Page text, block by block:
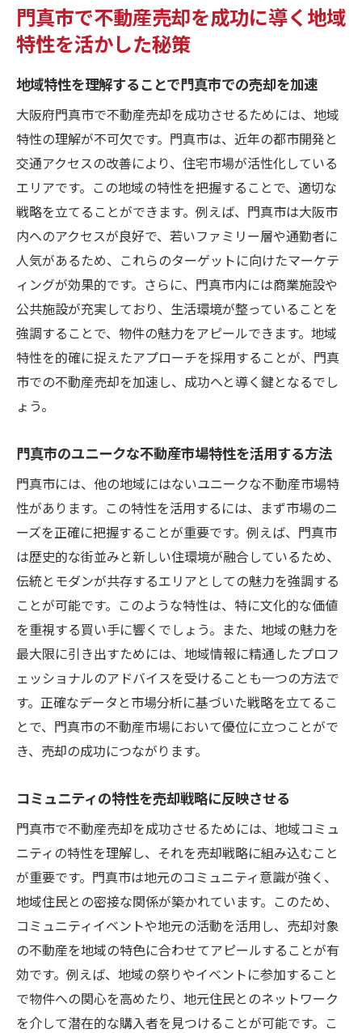
る
地元の関係性を活かした不動産売却の秘訣
定
地域独自の文化を不動産売却に取り入れる
不動産売却の鍵は地域密着プロが教える門真市
の市場動向
最新の門真市不動産市場動向を分析する
地域密着プロが語る門真市の市場トレンド
門真市の市場動向を反映した効果的な売却
戦略
市場動向分析で見える門真市の売却チャン
ス
地域密着プロが解説する門真市の市場変動
門真市市場動向に基づく賢い売却判断
ズに
門真市で信頼できるプロフェッショナルを
見つける方法
プロの視点で見る門真市の不動産売却の利
点
門真市でプロのアドバイスを最大限に活用
するには
成功する売却に向けたプロからの実践的ア
ドバイス
門真市の不動産売却をプロの知識で強化
地域の魅力を最大限に引き出す門真市の不動産
門真市の地域資源を活かした売却戦略
地域の魅力を売却活動に反映させるテクニ
ック
門真市の魅力を引き出すプレゼンテーショ
ンテクニック
地域の魅力を理解して不動産価値を向上
門真市の特性を活かした売却プロモーショ
ンアイデア
地域の魅力を強調するマーケティング戦略
門真市で不動産売却を成功に導く地域
特性を活かした秘策
地域特性を理解することで門真市での売却を加速
大阪府門真市で不動産売却を成功させるためには、地域
特性の理解が不可欠です。門真市は、近年の都市開発と
交通アクセスの改善により、住宅市場が活性化している
エリアです。この地域の特性を把握することで、適切な
戦略を立てることができます。例えば、門真市は大阪市
内へのアクセスが良好で、若いファミリー層や通勤者に
人気があるため、これらのターゲットに向けたマーケテ
ィングが効果的です。さらに、門真市内には商業施設や
公共施設が充実しており、生活環境が整っていることを
強調することで、物件の魅力をアピールできます。地域
特性を的確に捉えたアプローチを採用することが、門真
市での不動産売却を加速し、成功へと導く鍵となるでし
ょう。
門真市のユニークな不動産市場特性を活用する方法
門真市には、他の地域にはないユニークな不動産市場特
性があります。この特性を活用するには、まず市場のニ
ーズを正確に把握することが重要です。例えば、門真市
は歴史的な街並みと新しい住環境が融合しているため、
伝統とモダンが共存するエリアとしての魅力を強調する
ことが可能です。このような特性は、特に文化的な価値
を重視する買い手に響くでしょう。また、地域の魅力を
最大限に引き出すためには、地域情報に精通したプロフ
ェッショナルのアドバイスを受けることも一つの方法で
す。正確なデータと市場分析に基づいた戦略を立てるこ
とで、門真市の不動産市場において優位に立つことがで
き、売却の成功につながります。
コミュニティの特性を売却戦略に反映させる
門真市で不動産売却を成功させるためには、地域コミュ
ニティの特性を理解し、それを売却戦略に組み込むこと
が重要です。門真市は地元のコミュニティ意識が強く、
地域住民との密接な関係が築かれています。このため、
コミュニティイベントや地元の活動を活用し、売却対象
の不動産を地域の特色に合わせてアピールすることが有
効です。例えば、地域の祭りやイベントに参加すること
で物件への関心を高めたり、地元住民とのネットワーク
を介して潜在的な購入者を見つけることが可能です。こ